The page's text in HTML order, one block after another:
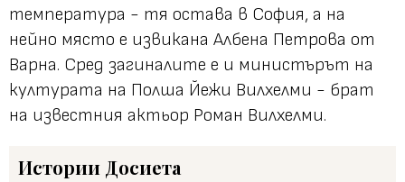
температура - тя остава в София, а на
нейно място е извикана Албена Петрова от
Варна. Сред загиналите е и министърът на
културата на Полша Йежи Вилхелми - брат
на известния актьор Роман Вилхелми.
Истории Досиета